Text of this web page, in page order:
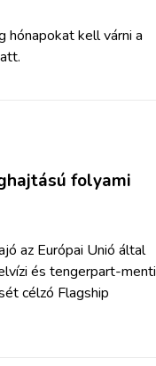
hónapokat kell várni a
folyami
az Európai Unió által
és tengerpart-menti
célzó Flagship